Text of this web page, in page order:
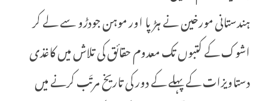
ہندستانی مورخین نے ہڑپا اور موہن جودڑو سے لے کر
اشوک کے کتبوں تک معدوم حقائق کی تلاش میں کاغذی
دستاویزات کے پہلے کے دور کی تاریخ مرتَب کرنے میں